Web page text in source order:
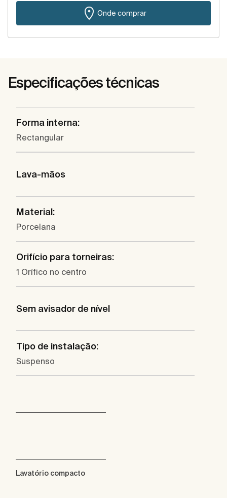
Onde comprar
Especificações técnicas
Forma interna:
Rectangular
Lava-mãos
Material:
Porcelana
Orifício para torneiras:
1 Orífico no centro
Sem avisador de nível
Tipo de instalação:
Suspenso
Lavatório compacto